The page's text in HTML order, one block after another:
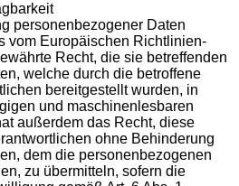
personenbezogener Daten
vom Europäischen Richtlinien-
Recht, die sie betreffenden
welche durch die betroffene
bereitgestellt wurden, in
und maschinenlesbaren
außerdem das Recht, diese
ohne Behinderung
dem die personenbezogenen
zu übermitteln, sofern die